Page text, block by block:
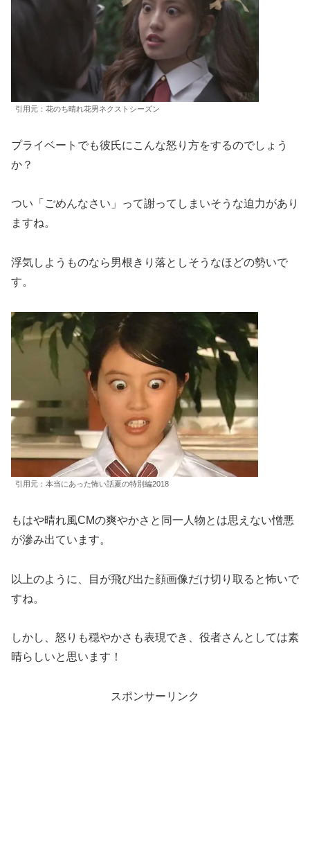
引用元：花のち晴れ花男ネクストシーズン
プライベートでも彼氏にこんな怒り方をするのでしょう
か？
つい「ごめんなさい」って謝ってしまいそうな迫力があり
ますね。
浮気しようものなら男根きり落としそうなほどの勢いで
す。
引用元：本当にあった怖い話夏の特別編2018
もはや晴れ風CMの爽やかさと同一人物とは思えない憎悪
が滲み出ています。
以上のように、目が飛び出た顔画像だけ切り取ると怖いで
すね。
しかし、怒りも穏やかさも表現でき、役者さんとしては素
晴らしいと思います！
スポンサーリンク